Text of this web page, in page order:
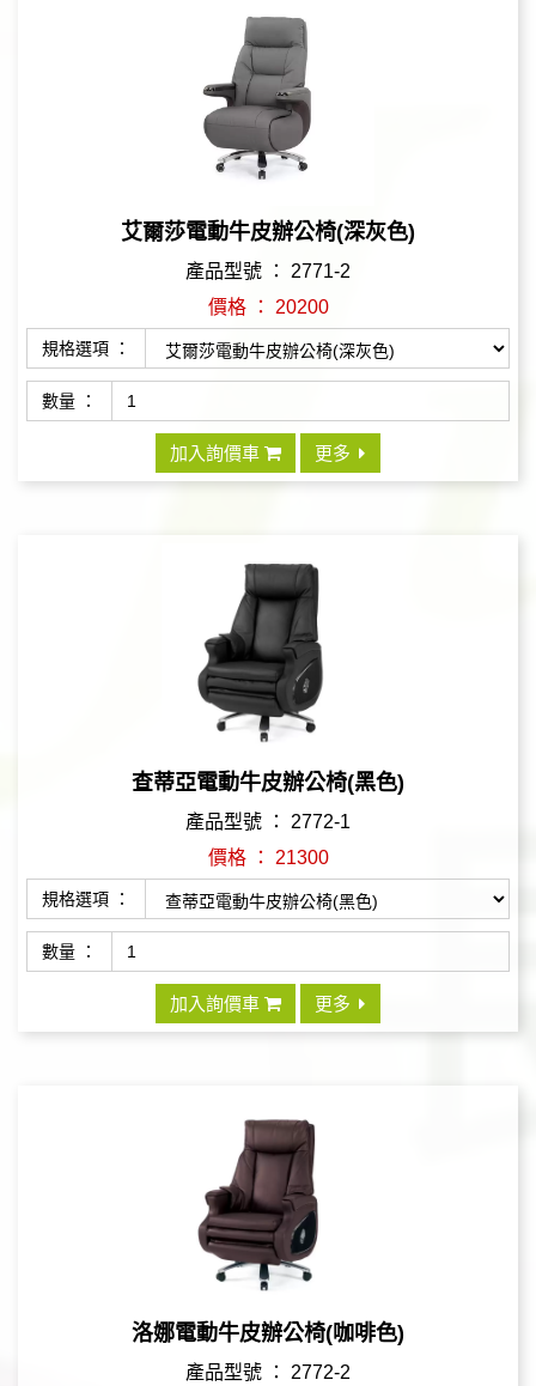
艾爾莎電動牛皮辦公椅(深灰色)
產品型號 ： 2771-2
價格 ： 20200
規格選項 ：
數量 ：
加入詢價車 更多
查蒂亞電動牛皮辦公椅(黑色)
產品型號 ： 2772-1
價格 ： 21300
規格選項 ：
數量 ：
加入詢價車 更多
洛娜電動牛皮辦公椅(咖啡色)
產品型號 ： 2772-2